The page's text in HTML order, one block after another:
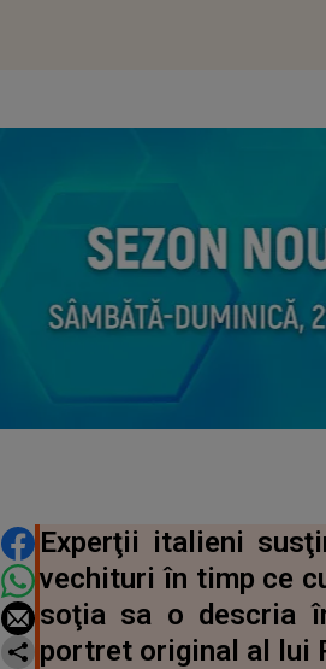
DISTRIBUIE ARTICOLUL
Experţii italieni
vechituri în timp ce
soţia sa o descria
portret original al lui